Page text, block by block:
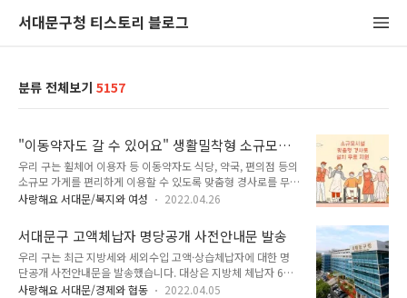
서대문구청 티스토리 블로그
분류 전체보기 5157
"이동약자도 갈 수 있어요" 생활밀착형 소규모시
설(식당, 약국, 편의점 등) 맞춤형 경사로 설치 무
료 지원
우리 구는 휠체어 이용자 등 이동약자도 식당, 약국, 편의점 등의
소규모 가게를 편리하게 이용할 수 있도록 맞춤형 경사로를 무료
지원합니다. 서대문구 지역사회 내 소규모 점포의 경사로 설치는
이용하기 어려운 경우가 많습니다. 이에 구는 휠체어 이용자 등
이동약자도 소규모 생활편의시설을 편리하게 이용할 수 있도록
올해 80여 곳을 신청 접수 받아 전액 무료로 설치 지원할 계획입
니다. 2022년 생활밀착형 맞춤형 경사로 설치 지원 사업을 위해
수행기관을 공모중에 있습니다. 장애인종합복지관과 협업하여
사랑해요 서대문/복지와 여성 2022.04.26
서대문구 고액체납자 명당공개 사전안내문 발송
우리 구는 최근 지방세와 세외수입 고액·상습체납자에 대한 명
단공개 사전안내문을 발송했습니다. 대상은 지방체 체납자 6명
(체납액 1억 1천 1백만 원)과 세외수입 체납자 6명(1억 7천 5백
사랑해요 서대문/경제와 협동 2022.04.05